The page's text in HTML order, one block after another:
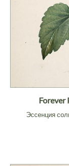
Forever
Эссенция